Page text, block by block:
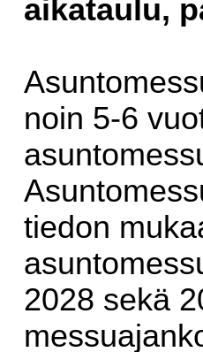
aikataulu,
noin 5-6
tiedon
2028 sekä